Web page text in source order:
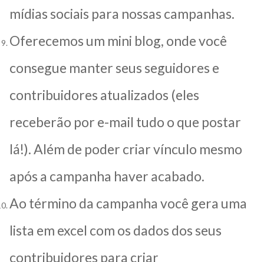
mídias sociais para nossas campanhas.
Oferecemos um mini blog, onde você
consegue manter seus seguidores e
contribuidores atualizados (eles
receberão por e-mail tudo o que postar
lá!). Além de poder criar vínculo mesmo
após a campanha haver acabado.
Ao término da campanha você gera uma
lista em excel com os dados dos seus
contribuidores para criar